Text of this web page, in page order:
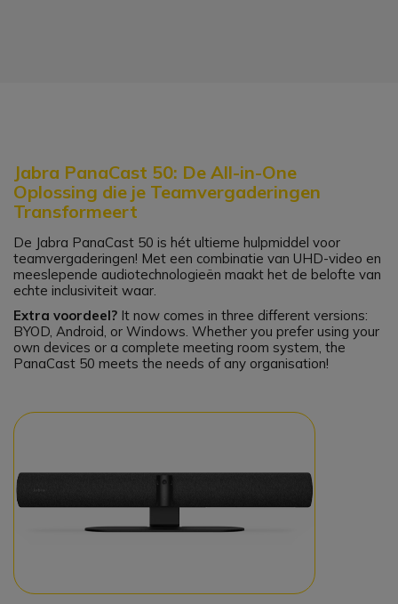
Jabra PanaCast 50: De All-in-One
Oplossing die je Teamvergaderingen
Transformeert
De Jabra PanaCast 50 is hét ultieme hulpmiddel voor
teamvergaderingen! Met een combinatie van UHD-video en
meeslepende audiotechnologieën maakt het de belofte van
echte inclusiviteit waar.
Extra voordeel? It now comes in three different versions:
BYOD, Android, or Windows. Whether you prefer using your
own devices or a complete meeting room system, the
PanaCast 50 meets the needs of any organisation!